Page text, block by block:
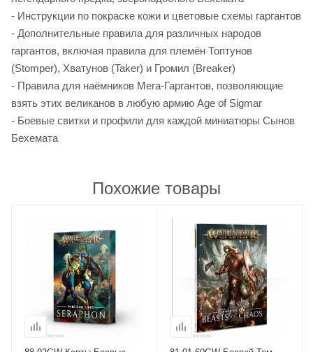
- Инструкции по покраске кожи и цветовые схемы гаргантов
- Дополнительные правила для различных народов
гаргантов, включая правила для племён Топтунов
(Stomper), Хватунов (Taker) и Громил (Breaker)
- Правила для наёмников Мега-Гаргантов, позволяющие
взять этих великанов в любую армию Age of Sigmar
- Боевые свитки и профили для каждой миниатюры Сынов
Бехемата
Похожие товары